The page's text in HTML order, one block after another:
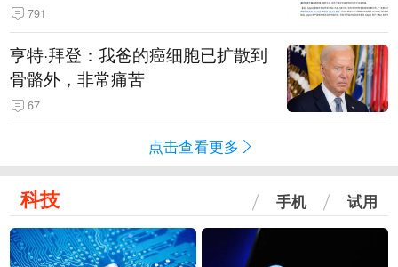
791
亨特·拜登：我爸的癌细胞已扩散到
骨骼外，非常痛苦
67
点击查看更多
科技 手机 试用